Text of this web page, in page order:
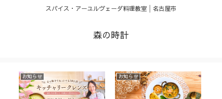
スパイス・アーユルヴェーダ料理教室│名古屋市
森の時計
お知らせ お知らせ